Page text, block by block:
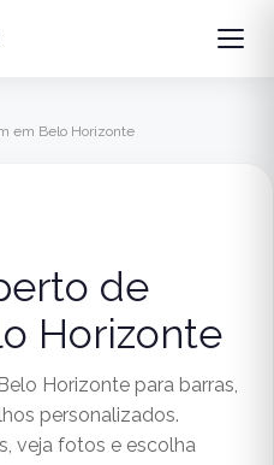
em Belo Horizonte
de
Horizonte
Horizonte para barras,
personalizados.
veja fotos e escolha